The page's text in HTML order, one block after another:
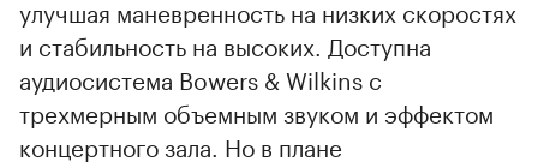
улучшая маневренность на низких скоростях
и стабильность на высоких. Доступна
аудиосистема Bowers & Wilkins с
трехмерным объемным звуком и эффектом
концертного зала. Но в плане